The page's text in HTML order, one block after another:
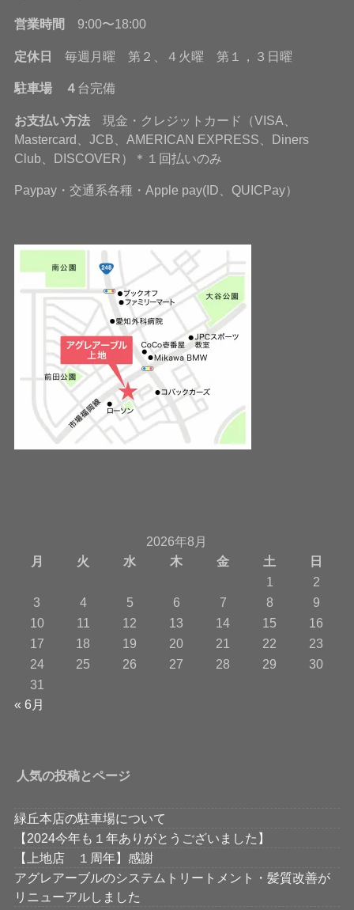
営業時間 9:00〜18:00
定休日 毎週月曜 第２、４火曜 第１，３日曜
駐車場 ４ 台完備
お支払い方法現金・クレジットカード（VISA、
Mastercard、JCB、AMERICAN EXPRESS、Diners
Club、DISCOVER）＊１回払いのみ
Paypay・交通系各種・Apple pay(ID、QUICPay）
2026年8月
月
火 水 木 金 土
日
1
2
3
4 5 6 7 8
9
10
11 12 13 14 15
16
17
18 19 20 21 22
23
24
25 26 27 28 29
30
31
« 6月
人気の投稿とページ
緑丘本店の駐車場について
【2024今年も１年ありがとうございました】
【上地店 １周年】感謝
アグレアーブルのシステムトリートメント・髪質改善が
リニューアルしました